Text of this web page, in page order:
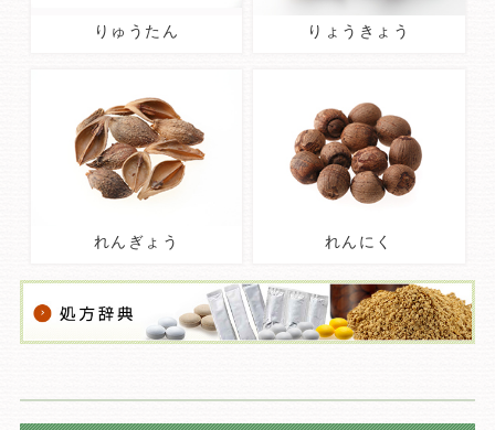
りゅうたん りょうきょう
れんぎょう れんにく